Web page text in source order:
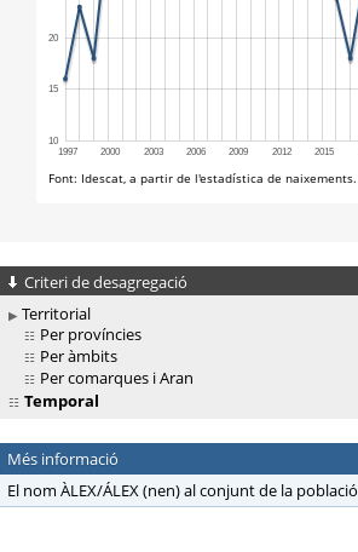
Criteri de desagregació
Territorial
Per províncies
Per àmbits
Per comarques i Aran
Temporal
Més informació
El nom ÀLEX/ÁLEX (nen) al conjunt de la població